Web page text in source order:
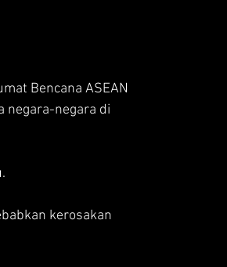
Bencana ASEAN
negara-negara di
kerosakan